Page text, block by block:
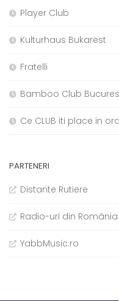
Player Club
Kulturhaus Bukarest
Fratelli
Bamboo Club
Ce CLUB iti place in
PARTENERI
Distante Rutiere
Radio-uri din România
YabbMusic.ro